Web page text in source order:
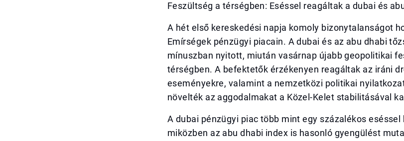
Feszültség a térségben: Eséssel reagáltak a dubai és
A hét első kereskedési napja komoly bizonytalanságot
Emírségek pénzügyi piacain. A dubai és az abu dhabi
mínuszban nyitott, miután vasárnap újabb geopolitikai
térségben. A befektetők érzékenyen reagáltak az iráni
eseményekre, valamint a nemzetközi politikai
növelték az aggodalmakat a Közel-Kelet stabilitásával
A dubai pénzügyi piac több mint egy százalékos eséssel
miközben az abu dhabi index is hasonló gyengülést